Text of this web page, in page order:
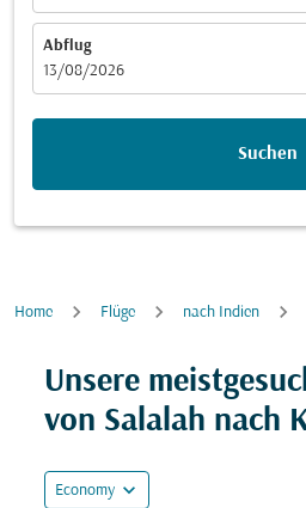
Abflug
fc-booking-departure-date-aria-label
13/08/2026
Suchen
Home Flüge nach Indien
Unsere
von Salalah nach
Economy expand_more